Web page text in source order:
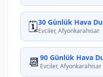
🗓️30 Günlük Hava
Evciler, Afyonkarahisar
📆 90 Günlük Hava
Evciler, Afyonkarahisar